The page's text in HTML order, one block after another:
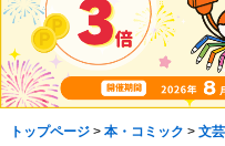
トップページ> 本・コミック > 文芸